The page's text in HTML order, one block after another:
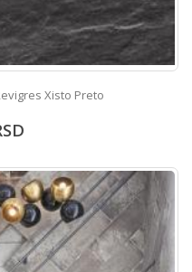
Xisto Preto